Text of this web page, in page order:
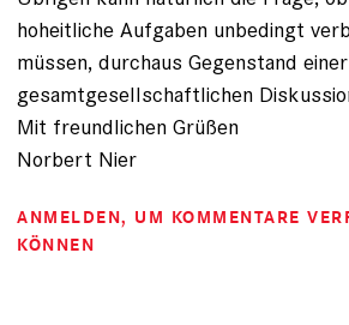
hoheitliche Aufgaben unbedingt
müssen, durchaus Gegenstand einer
gesamtgesellschaftlichen
Mit freundlichen Grüßen
Norbert Nier
ANMELDEN, UM KOMMENTARE
KÖNNEN